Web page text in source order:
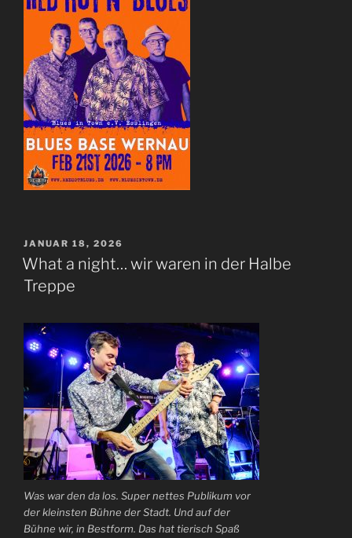
VERÖFFENTLICHT
AM
JANUAR 18, 2026
What a night… wir waren in der Halbe
Treppe
Was war den da los. Super nettes Publikum vor
der kleinsten Bühne der Stadt. Und auf der
Bühne wir, in Bestform. Das hat tierisch Spaß